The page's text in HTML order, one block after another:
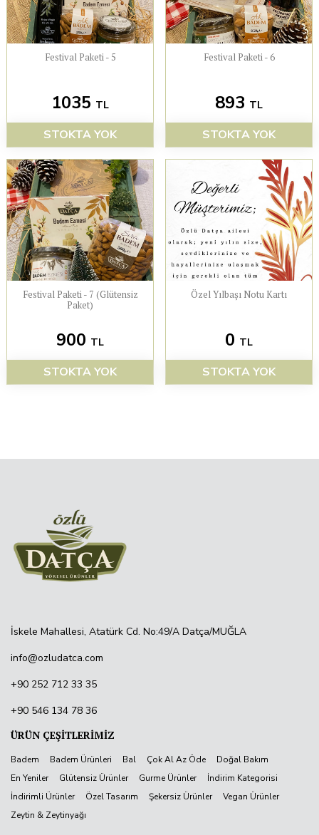
Festival Paketi - 5
1035 TL
STOKTA YOK
Festival Paketi - 6
893 TL
STOKTA YOK
Festival Paketi - 7 (Glütensiz
Paket)
900 TL
STOKTA YOK
Özel Yılbaşı Notu Kartı
0 TL
STOKTA YOK
İskele Mahallesi, Atatürk Cd. No:49/A Datça/MUĞLA
info@ozludatca.com
+90 252 712 33 35
+90 546 134 78 36
ÜRÜN ÇEŞİTLERİMİZ
Badem Badem Ürünleri Bal Çok Al Az Öde
Doğal Bakım
En Yeniler
Glütensiz Ürünler Gurme Ürünler
İndirim Kategorisi
İndirimli Ürünler
Özel Tasarım Şekersiz Ürünler
Vegan Ürünler
Zeytin & Zeytinyağı